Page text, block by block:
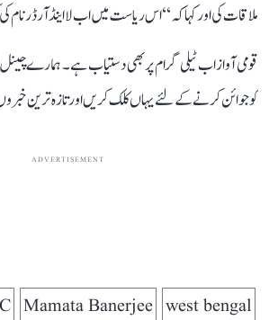
ملاقات کی اور کہا کہ ‘‘اس ریاست میں اب لا اینڈ آرڈر نام
قومی آواز اب ٹیلی گرام پر بھی دستیاب ہے۔ ہمارے
کو جوائن کرنے کے لئے یہاں کلک کریں اور تازہ ترین
ADVERTISEMENT
west bengal
Mamata Banerjee